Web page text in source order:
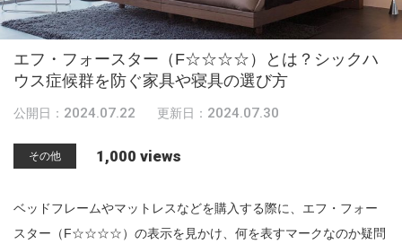
i
a
エフ・フォースター（F☆☆☆☆）とは？シックハ
ウス症候群を防ぐ家具や寝具の選び方
公開日： 2024.07.22 更新日： 2024.07.30
その他 1,000 views
ベッドフレームやマットレスなどを購入する際に、エフ・フォー
スター（F☆☆☆☆）の表示を見かけ、何を表すマークなのか疑問